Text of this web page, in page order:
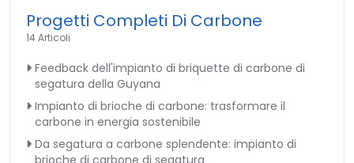
Progetti Completi Di Carbone
14 Articoli
Feedback dell'impianto di briquette di carbone di
segatura della Guyana
Impianto di brioche di carbone: trasformare il
carbone in energia sostenibile
Da segatura a carbone splendente: impianto di
brioche di carbone di segatura